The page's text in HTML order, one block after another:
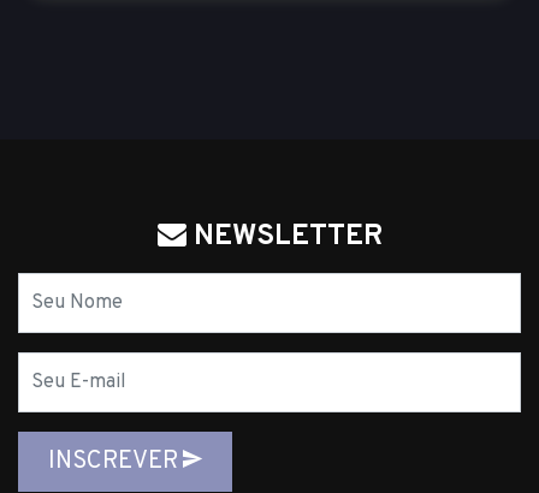
NEWSLETTER
mail
INSCREVER